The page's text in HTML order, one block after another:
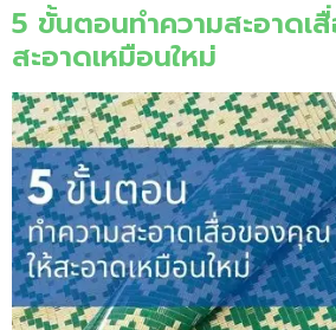
5 ขั้นตอนทำความสะอาดเ
สะอาดเหมือนใหม่